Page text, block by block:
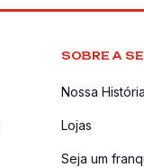
SOBRE A
Nossa História
Lojas
Seja um